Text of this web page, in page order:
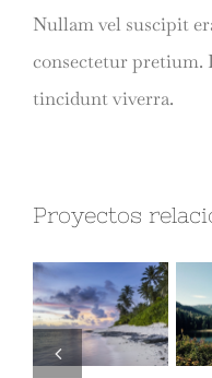
Nullam vel suscipit
consectetur pretium.
tincidunt viverra.
Proyectos